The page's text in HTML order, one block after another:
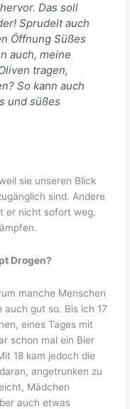
Das soll
Sprudelt auch
Öffnung Süßes
auch, meine
tragen,
So kann auch
und süßes
sie unseren Blick
sind. Andere
er nicht sofort weg.
Drogen?
manche Menschen
gut so. Bis ich 17
eines Tages mit
schon mal ein Bier
18 kam jedoch die
angetrunken zu
Mädchen
auch etwas